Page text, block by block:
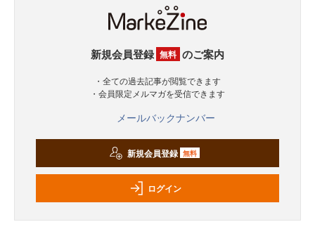
新規会員登録 無料 のご案内
・全ての過去記事が閲覧できます
・会員限定メルマガを受信できます
メールバックナンバー
新規会員登録 無料
ログイン